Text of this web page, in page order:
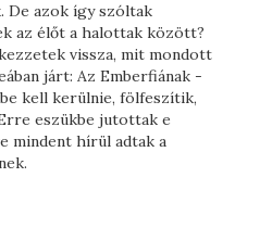
De azok így szóltak
az élőt a halottak között?
vissza, mit mondott
járt: Az Emberfiának -
kell kerülnie, fölfeszítik,
eszükbe jutottak e
mindent hírül adtak a